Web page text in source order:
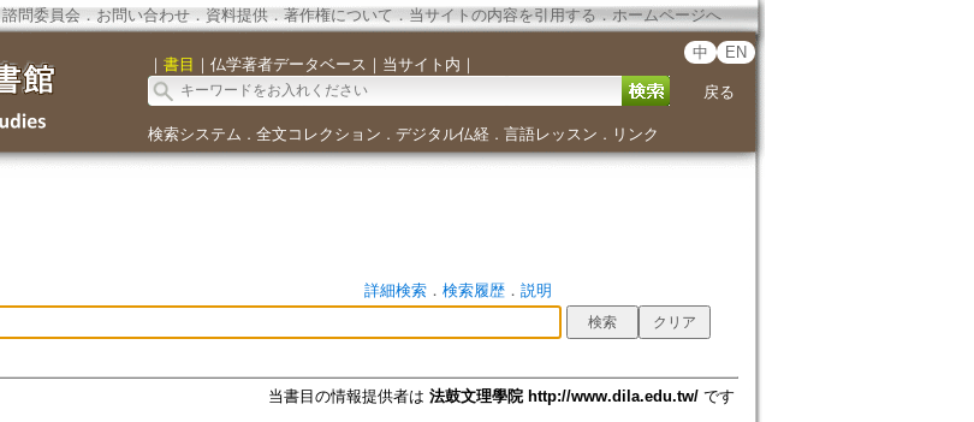
諮問委員会． お問い合わせ． 資料提供． 著作権について．当サイトの内容を引用する ． ホームページへ
｜ 書目 ｜ 仏学著者データベース ｜ 当サイト内 ｜
中 EN
戻る
検索システム ． 全文コレクション ． デジタル仏経． 言語レッスン ． リンク
詳細検索． 検索履歴． 説明
当書目の情報提供者は 法鼓文理學院 http://www.dila.edu.tw/です